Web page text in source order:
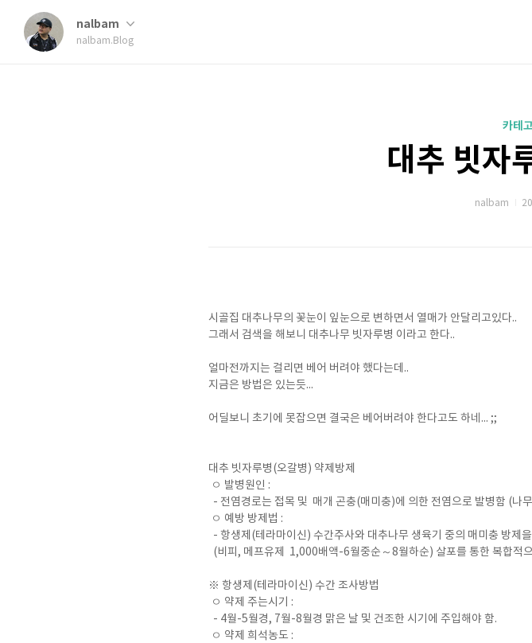
nalbam
nalbam.Blog
카테
대추 빗자
nalbam
시골집 대추나무의 꽃눈이 잎눈으로 변하면서 열매가 안달리고있다..
그래서 검색을 해보니 대추나무 빗자루병 이라고 한다..
얼마전까지는 걸리면 베어 버려야 했다는데..
지금은 방법은 있는듯...
어딜보니 초기에 못잡으면 결국은 베어버려야 한다고도 하네... ;;
대추 빗자루병(오갈병) 약제방제
ㅇ 발병원인 :
- 전염경로는 접목 및 매개 곤충(매미충)에 의한 전염으로 발병함 (나
ㅇ 예방 방제법 :
- 항생제(테라마이신) 수간주사와 대추나무 생육기 중의 매미충 방제
(비피, 메프유제 1,000배액-6월중순～8월하순) 살포를 통한 복합적
※ 항생제(테라마이신) 수간 조사방법
ㅇ 약제 주는시기 :
- 4월-5월경, 7월-8월경 맑은 날 및 건조한 시기에 주입해야 함.
ㅇ 약제 희석농도 :